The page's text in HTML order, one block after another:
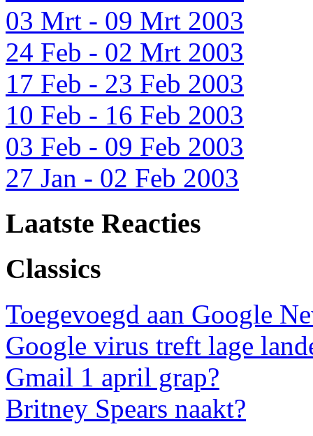
03 Mrt - 09 Mrt 2003
24 Feb - 02 Mrt 2003
17 Feb - 23 Feb 2003
10 Feb - 16 Feb 2003
03 Feb - 09 Feb 2003
27 Jan - 02 Feb 2003
Laatste Reacties
Classics
Toegevoegd aan Google
Google virus treft lage
Gmail 1 april grap?
Britney Spears naakt?